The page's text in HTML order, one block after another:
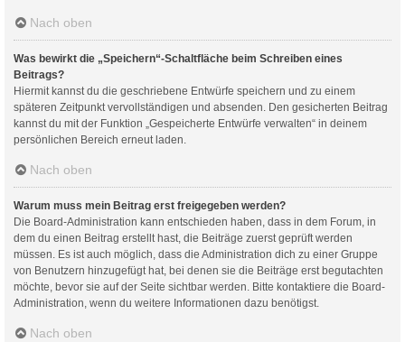
Nach oben
Was bewirkt die „Speichern“-Schaltfläche beim Schreiben eines
Beitrags?
Hiermit kannst du die geschriebene Entwürfe speichern und zu einem
späteren Zeitpunkt vervollständigen und absenden. Den gesicherten Beitrag
kannst du mit der Funktion „Gespeicherte Entwürfe verwalten“ in deinem
persönlichen Bereich erneut laden.
Nach oben
Warum muss mein Beitrag erst freigegeben werden?
Die Board-Administration kann entschieden haben, dass in dem Forum, in
dem du einen Beitrag erstellt hast, die Beiträge zuerst geprüft werden
müssen. Es ist auch möglich, dass die Administration dich zu einer Gruppe
von Benutzern hinzugefügt hat, bei denen sie die Beiträge erst begutachten
möchte, bevor sie auf der Seite sichtbar werden. Bitte kontaktiere die Board-
Administration, wenn du weitere Informationen dazu benötigst.
Nach oben